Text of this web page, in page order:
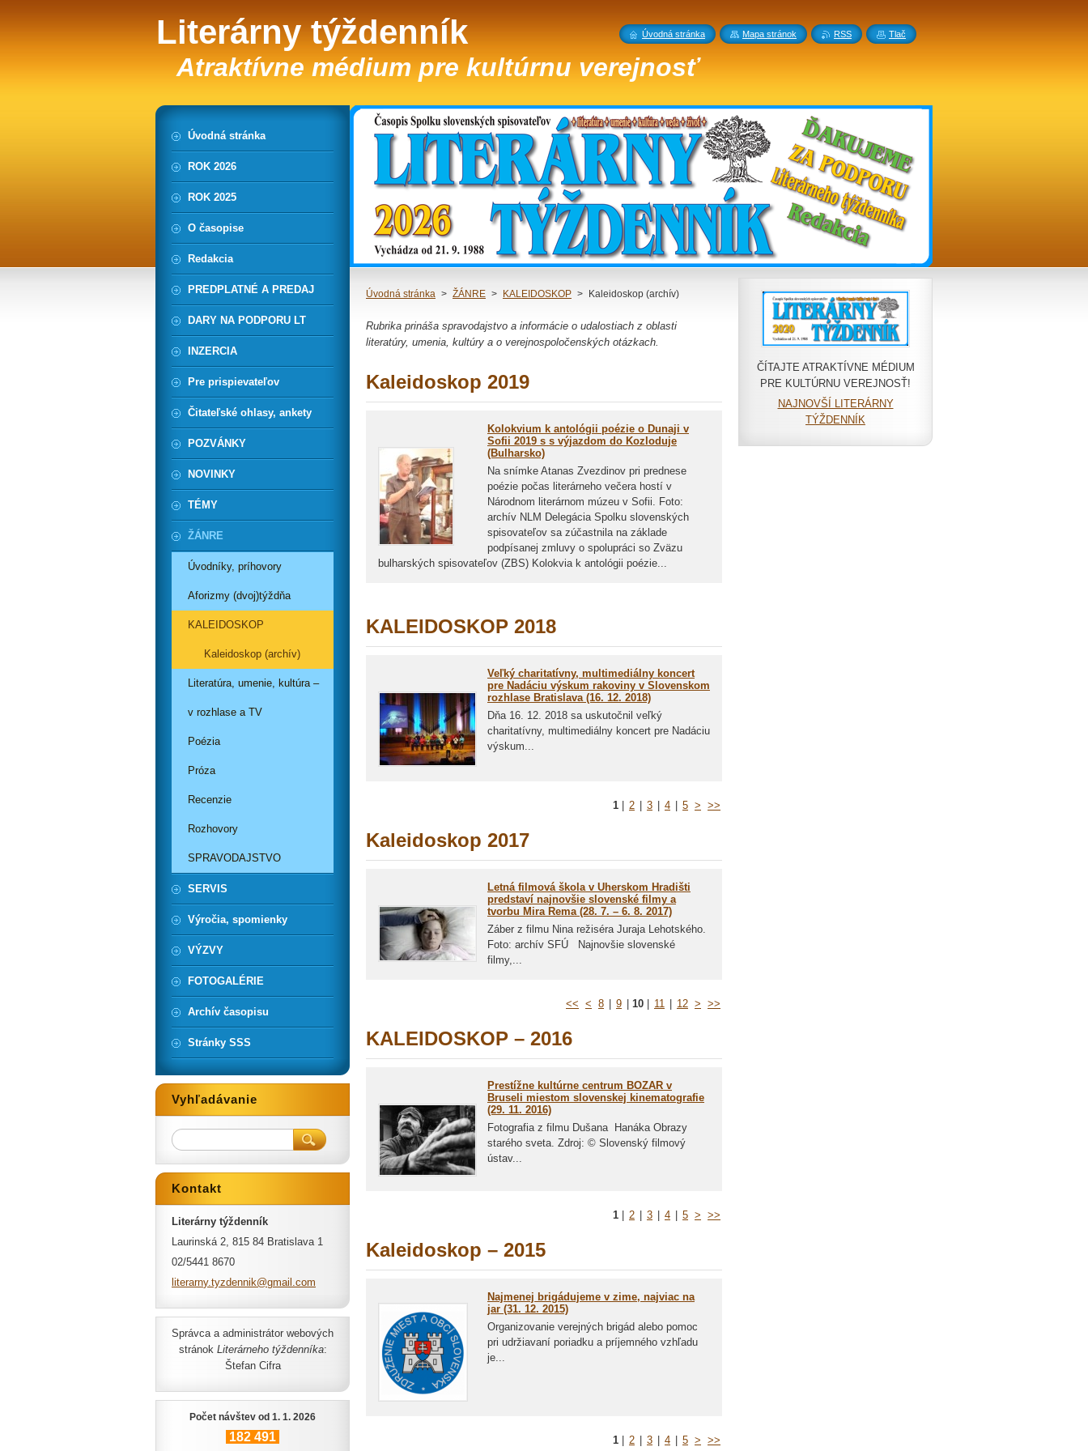
Literárny týždenník
Atraktívne médium pre kultúrnu verejnosť
Úvodná stránka > ŽÁNRE > KALEIDOSKOP > Kaleidoskop (archív)
Rubrika prináša spravodajstvo a informácie o udalostiach z oblasti
literatúry, umenia, kultúry a o verejnospoločenských otázkach.
Kaleidoskop 2019
Kolokvium k antológii poézie o Dunaji v
Sofii 2019 s s výjazdom do Kozloduje
(Bulharsko)
Na snímke Atanas Zvezdinov pri prednese
poézie počas literárneho večera hostí v
Národnom literárnom múzeu v Sofii. Foto:
archív NLM Delegácia Spolku slovenských
spisovateľov sa zúčastnila na základe
podpísanej zmluvy o spolupráci so Zväzu
bulharských spisovateľov (ZBS) Kolokvia k antológii poézie...
KALEIDOSKOP 2018
Veľký charitatívny, multimediálny koncert
pre Nadáciu výskum rakoviny v Slovenskom
rozhlase Bratislava (16. 12. 2018)
Dňa 16. 12. 2018 sa uskutočnil veľký
charitatívny, multimediálny koncert pre Nadáciu
výskum...
1 2 3 4 5 > >>
Kaleidoskop 2017
Letná filmová škola v Uherskom Hradišti
predstaví najnovšie slovenské filmy a
tvorbu Mira Rema (28. 7. – 6. 8. 2017)
Záber z filmu Nina režiséra Juraja Lehotského.
Foto: archív SFÚ Najnovšie slovenské
filmy,...
<< < 8 9 10 11 12 > >>
KALEIDOSKOP – 2016
Prestížne kultúrne centrum BOZAR v
Bruseli miestom slovenskej kinematografie
(29. 11. 2016)
Fotografia z filmu Dušana Hanáka Obrazy
starého sveta. Zdroj: © Slovenský filmový
ústav...
1 2 3 4 5 > >>
Kaleidoskop – 2015
Najmenej brigádujeme v zime, najviac na
jar (31. 12. 2015)
Organizovanie verejných brigád alebo pomoc
pri udržiavaní poriadku a príjemného vzhľadu
je...
1 2 3 4 5 > >>
ČÍTAJTE ATRAKTÍVNE MÉDIUM
PRE KULTÚRNU VEREJNOSŤ!
NAJNOVŠÍ LITERÁRNY
TÝŽDENNÍK
Úvodná stránka
ROK 2026
ROK 2025
O časopise
Redakcia
PREDPLATNÉ A PREDAJ
DARY NA PODPORU LT
INZERCIA
Pre prispievateľov
Čitateľské ohlasy, ankety
POZVÁNKY
NOVINKY
TÉMY
ŽÁNRE
Úvodníky, príhovory
Aforizmy (dvoj)týždňa
KALEIDOSKOP
Kaleidoskop (archív)
Literatúra, umenie, kultúra –
v rozhlase a TV
Poézia
Próza
Recenzie
Rozhovory
SPRAVODAJSTVO
SERVIS
Výročia, spomienky
VÝZVY
FOTOGALÉRIE
Archív časopisu
Stránky SSS
Vyhľadávanie
Kontakt
Literárny týždenník
Laurinská 2, 815 84 Bratislava 1
02/5441 8670
literarny.tyzdennik@gmai l.com
Správca a administrátor webových
stránok Literárneho týždenníka:
Štefan Cifra
Počet návštev od 1. 1. 2026
182 491
Úvodná stránka Mapa stránok RSS Tlač